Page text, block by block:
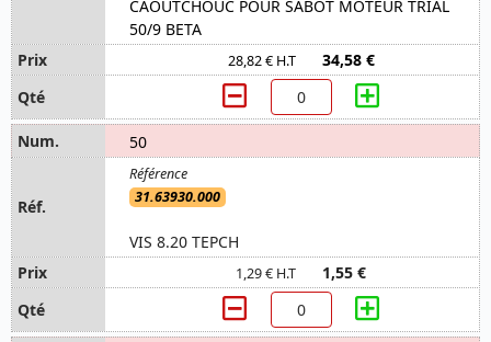
CAOUTCHOUC POUR SABOT MOTEUR TRIAL
50/9 BETA
28,82 € H.T 34,58 €
50
31.63930.000
VIS 8.20 TEPCH
1,29 € H.T 1,55 €